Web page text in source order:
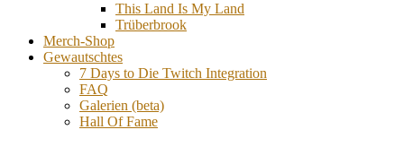
This Land Is My Land
Trüberbrook
Merch-Shop
Gewautschtes
7 Days to Die Twitch Integration
FAQ
Galerien (beta)
Hall Of Fame